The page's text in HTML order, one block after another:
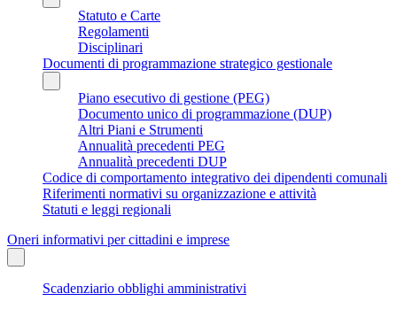
Statuto e Carte
Regolamenti
Disciplinari
Documenti di programmazione strategico gestionale
Piano esecutivo di gestione (PEG)
Documento unico di programmazione (DUP)
Altri Piani e Strumenti
Annualità precedenti PEG
Annualità precedenti DUP
Codice di comportamento integrativo dei dipendenti comunali
Riferimenti normativi su organizzazione e attività
Statuti e leggi regionali
Oneri informativi per cittadini e imprese
Scadenziario obblighi amministrativi